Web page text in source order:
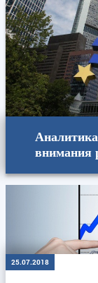
внимания
25.07.2018